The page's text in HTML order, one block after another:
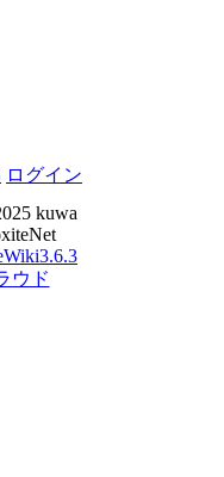
ログイン
kuwa
ウド